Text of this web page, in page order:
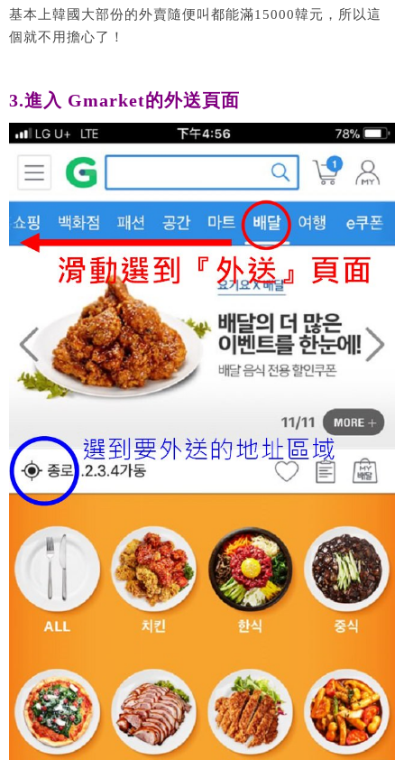
基本上韓國大部份的外賣隨便叫都能滿15000韓元，所以這
個就不用擔心了！
3.進入 Gmarket的外送頁面